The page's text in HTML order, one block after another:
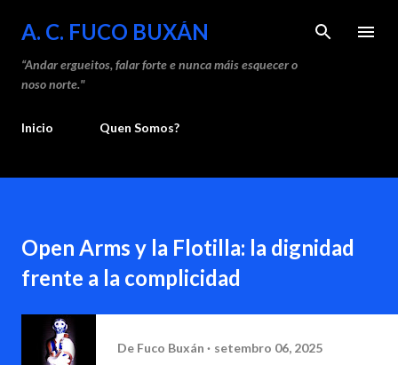
Saltar ao contido principal
A. C. FUCO BUXÁN
“Andar ergueitos, falar forte e nunca máis esquecer o
noso norte."
Inicio Quen Somos?
Open Arms y la Flotilla: la dignidad
frente a la complicidad
De Fuco Buxán setembro 06, 2025